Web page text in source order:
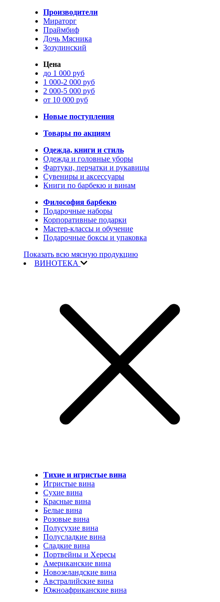
Производители
Мираторг
Праймбиф
Дочь Мясника
Зозулинский
Цена
до 1 000 руб
1 000-2 000 руб
2 000-5 000 руб
от 10 000 руб
Новые поступления
Товары по акциям
Одежда, книги и стиль
Одежда и головные уборы
Фартуки, перчатки и рукавицы
Сувениры и аксессуары
Книги по барбекю и винам
Философия барбекю
Подарочные наборы
Корпоративные подарки
Мастер-классы и обучение
Подарочные боксы и упаковка
Показать всю мясную продукцию
ВИНОТЕКА
Тихие и игристые вина
Игристые вина
Сухие вина
Красные вина
Белые вина
Розовые вина
Полусухие вина
Полусладкие вина
Сладкие вина
Портвейны и Хересы
Американские вина
Новозеландские вина
Австралийские вина
Южноафриканские вина